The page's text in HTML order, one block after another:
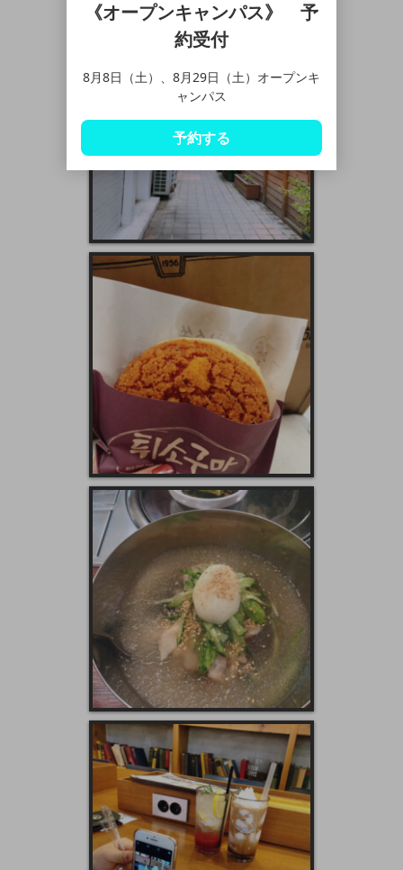
《オープンキャンパス》 予
約受付
8月8日（土）、8月29日（土）オープンキ
ャンパス
予約する